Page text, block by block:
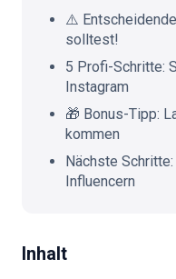
⚠️
solltest!
5 Profi-Schritte:
Instagram
🎁 Bonus-Tipp:
kommen
Nächste
Influencern
Inhalt